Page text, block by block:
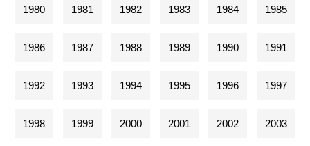
1980 1981 1982 1983 1984 1985
1986 1987 1988 1989 1990 1991
1992 1993 1994 1995 1996 1997
1998 1999 2000 2001 2002 2003